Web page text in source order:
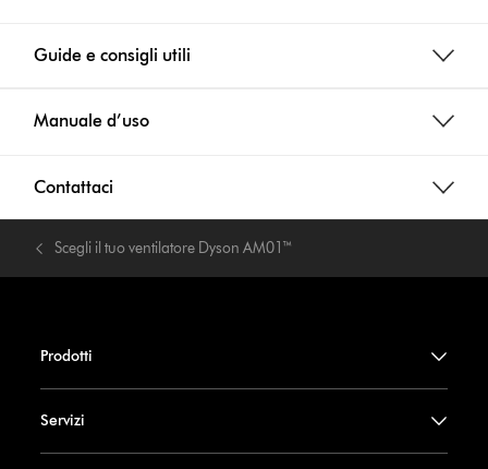
Guide e consigli utili
Manuale d’uso
Contattaci
Scegli il tuo ventilatore Dyson AM01™
Prodotti
Servizi